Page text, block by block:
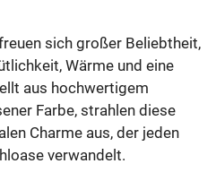
sich großer Beliebtheit,
Wärme und eine
aus hochwertigem
Farbe, strahlen diese
Charme aus, der jeden
verwandelt.